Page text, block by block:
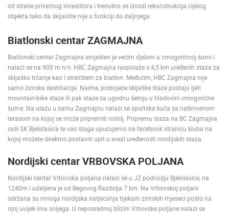
RAKOVICA PTZ CAMERA
RAKOVICA ZAGREB
CAMS CATEGORIES
BUILDING YARDS SKI AND SNOW CROATIAN BEACHES
MARINAS AND HARBORS ZOO EVENTS AND PARTIES
TRAFFIC MONUMENTS AND SIGHTS WORLD HERITAGE
od strane privatnog investitora i trenutno se izvodi rekonstrukcija cijelog
objekta tako da skijalište nije u funkciji do daljnjega
Biatlonski centar ZAGMAJNA
Biatlonski centar Zagmajna smješten je većim djelom u crnogoričnoj šumi i
nalazi se na 900 m n/v. HBC Zagmajna raspolaže s 4,5 km uređenih staza za
skijaško trčanje kao i strelištem za biatlon. Međutim, HBC Zagmajna nije
samo zimska destinacija. Naime, postojeće skijaške staze postaju ljeti
mountain-bike staze ili pak staze za ugodnu šetnju u hladovini crnogorične
šume. Na ulazu u samu Zagmajnu nalazi se sportska kuća sa natkrivenom
terasom na kojoj se može pripremiti roštilj. Pripremu staza na BC Zagmajna
radi SK Bjelolasica te vas stoga upućujemo na facebook stranicu kluba na
kojoj možete direktno postaviti upit u svezi uređenosti nordijskih staza.
Nordijski centar VRBOVSKA POLJANA
Nordijski centar Vrbovska poljana nalazi se u JZ podnožju Bjelolasice, na
1240m i udaljena je od Begovog Razdolja 7 km. Na Vrbovskoj poljani
održana su mnoga nordijska natjecanja tijekom zimskih mjeseci pošto na
njoj uvijek ima snijega. U neposrednoj blizini Vrbovske poljane nalazi se